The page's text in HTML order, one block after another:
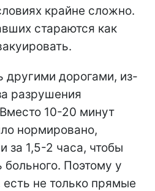
крайне сложно.
стараются как
другими дорогами, из-
разрушения
10-20 минут
нормировано,
за 1,5-2 часа, чтобы
больного. Поэтому у
не только прямые